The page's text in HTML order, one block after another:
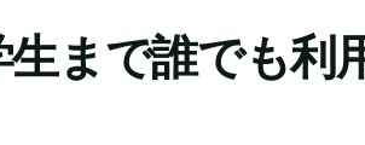
まで誰でも利